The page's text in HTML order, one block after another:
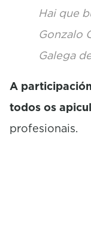
Hai que
Gonzalo
Galega
A
todos os
profesionais.